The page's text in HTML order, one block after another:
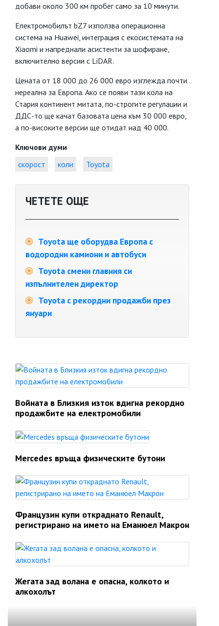
добави около 300 км пробег само за 10 минути.
Електромобилът bZ7 използва операционна
система на Huawei, интеграция с екосистемата на
Xiaomi и напреднали асистенти за шофиране,
включително версии с LiDAR.
Цената от 18 000 до 26 000 евро изглежда почти
нереална за Европа. Ако се появи тази кола на
Стария континент митата, по-строгите регулации и
ДДС-то ще качат базовата цена към 30 000 евро,
а по-високите версии ще отидат над 40 000.
Ключови думи
скорост
коли Toyota
ЧЕТЕТЕ ОЩЕ
Toyota ще оборудва Европа с
водородни камиони и автобуси
Toyota смени главния си
изпълнителен директор
Toyota с рекордни продажби през
януари
Войната в Близкия изток вдигна рекордно
продажбите на електромобили
Mercedes връща физическите бутони
Французин купи откраднато Renault,
регистрирано на името на Еманюел Макрон
Жегата зад волана е опасна, колкото и
алкохолът